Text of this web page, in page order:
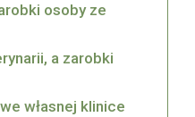
osoby ze
a zarobki
własnej klinice